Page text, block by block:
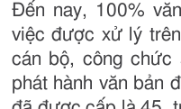
Đến nay, 100%
việc được xử lý
cán bộ, công chức
phát hành văn bản